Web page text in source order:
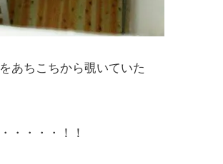
あちこちから覗いていた
・・・・！！